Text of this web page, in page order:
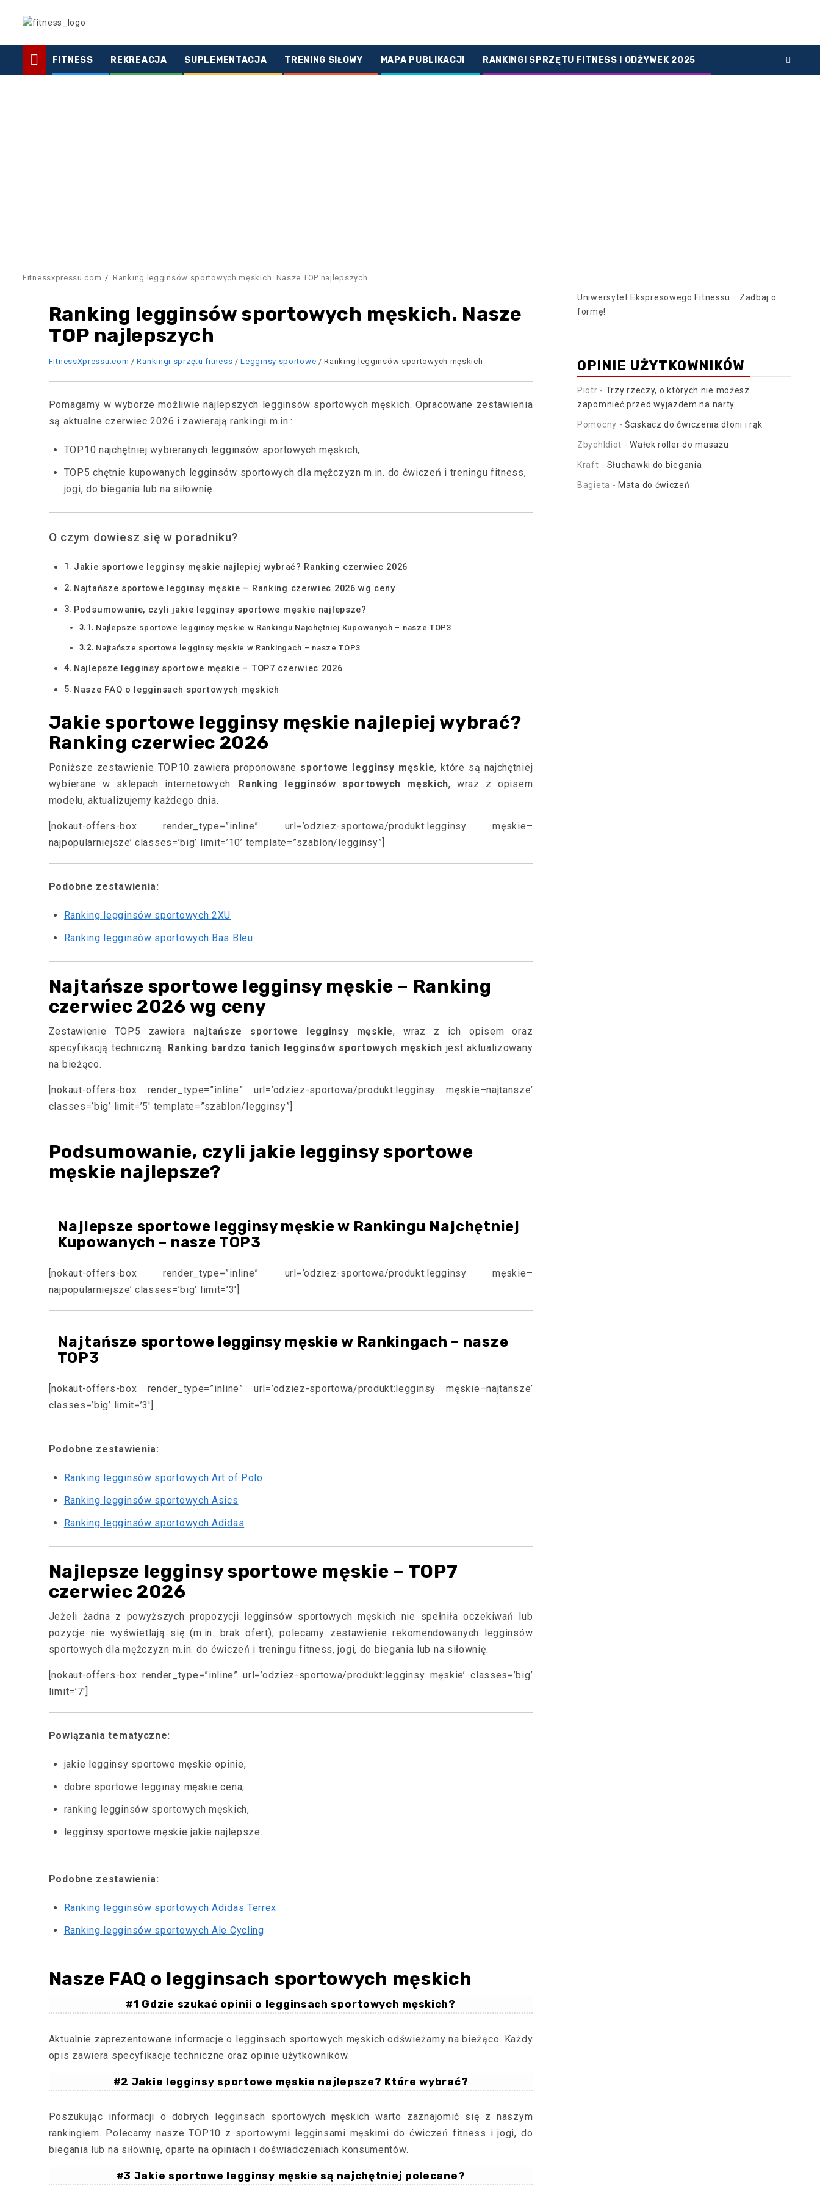
FITNESS REKREACJA SUPLEMENTACJA TRENING SIŁOWY MAPA PUBLIKACJI RANKINGI SPRZĘTU FITNESS I ODŻYWEK 2025
Fitnessxpressu.com Ranking legginsów sportowych męskich. Nasze TOP najlepszych
Ranking legginsów sportowych męskich. Nasze
TOP najlepszych
FitnessXpressu.com /Rankingi sprzętu fitness /Legginsy sportowe / Ranking legginsów sportowych męskich
Pomagamy w wyborze możliwie najlepszych legginsów sportowych męskich. Opracowane zestawienia
są aktualne czerwiec 2026 i zawierają rankingi m.in.:
TOP10 najchętniej wybieranych legginsów sportowych męskich,
TOP5 chętnie kupowanych legginsów sportowych dla mężczyzn m.in. do ćwiczeń i treningu fitness,
jogi, do biegania lub na siłownię.
O czym dowiesz się w poradniku?
Jakie sportowe legginsy męskie najlepiej wybrać? Ranking czerwiec 2026
Najtańsze sportowe legginsy męskie – Ranking czerwiec 2026 wg ceny
Podsumowanie, czyli jakie legginsy sportowe męskie najlepsze?
Najlepsze sportowe legginsy męskie w Rankingu Najchętniej Kupowanych – nasze TOP3
Najtańsze sportowe legginsy męskie w Rankingach – nasze TOP3
Najlepsze legginsy sportowe męskie – TOP7 czerwiec 2026
Nasze FAQ o legginsach sportowych męskich
Jakie sportowe legginsy męskie najlepiej wybrać?
Ranking czerwiec 2026
Poniższe zestawienie TOP10 zawiera proponowane sportowe legginsy męskie, które są najchętniej
wybierane w sklepach internetowych.
Ranking legginsów sportowych męskich, wraz z opisem
modelu, aktualizujemy każdego dnia.
[nokaut-offers-box render_type=”inline” url=’odziez-sportowa/produkt:legginsy męskie–
najpopularniejsze’ classes=’big’ limit=’10’ template=”szablon/legginsy”]
Podobne zestawienia:
Ranking legginsów sportowych 2XU
Ranking legginsów sportowych Bas Bleu
Najtańsze sportowe legginsy męskie – Ranking
czerwiec 2026 wg ceny
Zestawienie TOP5 zawiera najtańsze sportowe legginsy męskie, wraz z ich opisem oraz
specyfikacją techniczną. Ranking bardzo tanich legginsów sportowych męskich jest aktualizowany
na bieżąco.
[nokaut-offers-box render_type=”inline” url=’odziez-sportowa/produkt:legginsy męskie–najtansze’
classes=’big’ limit=’5′ template=”szablon/legginsy”]
Podsumowanie, czyli jakie legginsy sportowe
męskie najlepsze?
Najlepsze sportowe legginsy męskie w Rankingu Najchętniej
Kupowanych – nasze TOP3
[nokaut-offers-box render_type=”inline” url=’odziez-sportowa/produkt:legginsy męskie–
najpopularniejsze’ classes=’big’ limit=’3′]
Najtańsze sportowe legginsy męskie w Rankingach – nasze
TOP3
[nokaut-offers-box render_type=”inline” url=’odziez-sportowa/produkt:legginsy męskie–najtansze’
classes=’big’ limit=’3′]
Podobne zestawienia:
Ranking legginsów sportowych Art of Polo
Ranking legginsów sportowych Asics
Ranking legginsów sportowych Adidas
Najlepsze legginsy sportowe męskie – TOP7
czerwiec 2026
Jeżeli żadna z powyższych propozycji legginsów sportowych męskich nie spełniła oczekiwań lub
pozycje nie wyświetlają się (m.in. brak ofert), polecamy zestawienie rekomendowanych legginsów
sportowych dla mężczyzn m.in. do ćwiczeń i treningu fitness, jogi, do biegania lub na siłownię.
[nokaut-offers-box render_type=”inline” url=’odziez-sportowa/produkt:legginsy męskie’ classes=’big’
limit=’7′]
Powiązania tematyczne:
jakie legginsy sportowe męskie opinie,
dobre sportowe legginsy męskie cena,
ranking legginsów sportowych męskich,
legginsy sportowe męskie jakie najlepsze.
Podobne zestawienia:
Ranking legginsów sportowych Adidas Terrex
Ranking legginsów sportowych Ale Cycling
Nasze FAQ o legginsach sportowych męskich
#1 Gdzie szukać opinii o legginsach sportowych męskich?
Aktualnie zaprezentowane informacje o legginsach sportowych męskich odświeżamy na bieżąco. Każdy
opis zawiera specyfikacje techniczne oraz opinie użytkowników.
#2 Jakie legginsy sportowe męskie najlepsze? Które wybrać?
Poszukując informacji o dobrych legginsach sportowych męskich warto zaznajomić się z naszym
rankingiem. Polecamy nasze TOP10 z sportowymi legginsami męskimi do ćwiczeń fitness i jogi, do
biegania lub na siłownię, oparte na opiniach i doświadczeniach konsumentów.
#3 Jakie sportowe legginsy męskie są najchętniej polecane?
Uniwersytet Ekspresowego Fitnessu :: Zadbaj o
formę!
OPINIE UŻYTKOWNIKÓW
Piotr - Trzy rzeczy, o których nie możesz
zapomnieć przed wyjazdem na narty
Pomocny -Ściskacz do ćwiczenia dłoni i rąk
ZbychIdiot -Wałek roller do masażu
Kraft - Słuchawki do biegania
Bagieta - Mata do ćwiczeń